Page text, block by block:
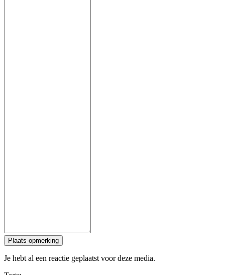
Plaats opmerking
Je hebt al een reactie geplaatst voor deze media.